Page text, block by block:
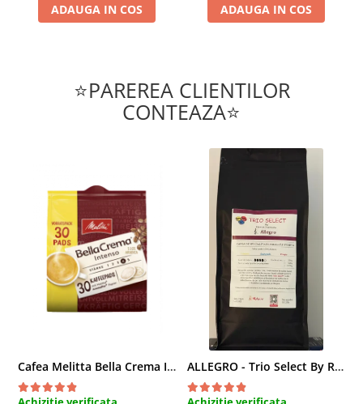
ADAUGA IN COS ADAUGA IN COS
⭐PAREREA CLIENTILOR
CONTEAZA⭐
Cafea Melitta Bella Crema Intenso, 30 paduri, compatibile Senseo ALLEGRO - Trio Select By Razvan Paunescu, 1 kg, 100% Arabica, (Columbia, Guatemala, Etiopia)